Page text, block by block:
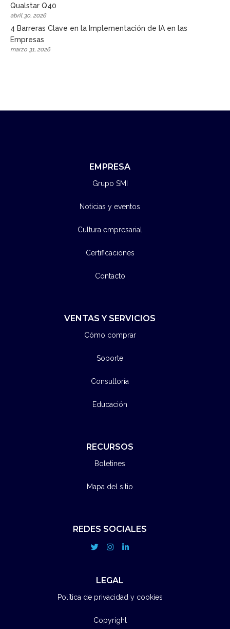
Qualstar Q40
abril 30, 2026
4 Barreras Clave en la Implementación de IA en las
Empresas
marzo 31, 2026
EMPRESA
Grupo SMI
Noticias y eventos
Cultura empresarial
Certificaciones
Contacto
VENTAS Y SERVICIOS
Cómo comprar
Soporte
Consultoría
Educación
RECURSOS
Boletines
Mapa del sitio
REDES SOCIALES
LEGAL
Política de privacidad y cookies
Copyright